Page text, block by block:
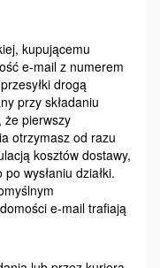
kupującemu
e-mail z numerem
drogą
przy składaniu
że pierwszy
otrzymasz od razu
kosztów dostawy,
wysłaniu działki.
e-mail trafiają